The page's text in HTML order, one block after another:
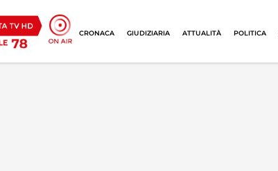
CRONACA GIUDIZIARIA ATTUALITÀ POLITICA